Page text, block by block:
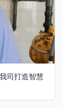
司打造智慧